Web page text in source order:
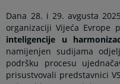
Dana 28. i 29. avgusta
organizaciji Vijeća Evrope
inteligencije u
namijenjen sudijama
podršku procesu
prisustvovali predstavnici